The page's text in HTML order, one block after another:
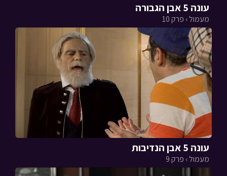
עונה 5 אבן הגבורה
מעמול › פרק 10
עונה 5 אבן הנדיבות
מעמול › פרק 9